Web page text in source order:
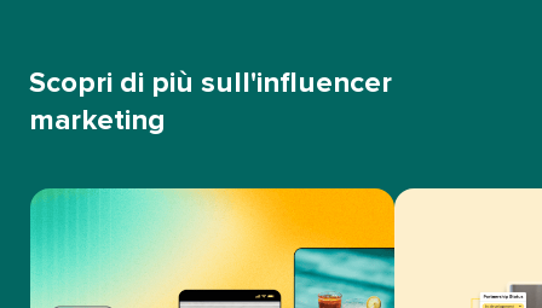
Scopri di più sull'influencer
marketing​​